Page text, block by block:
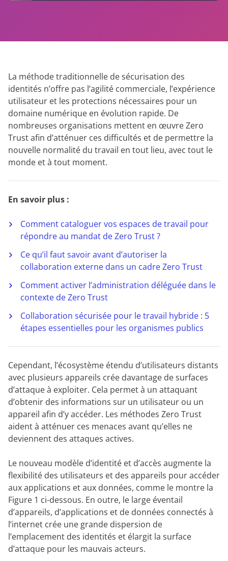
La méthode traditionnelle de sécurisation des
identités n’offre pas l’agilité commerciale, l’expérience
utilisateur et les protections nécessaires pour un
domaine numérique en évolution rapide. De
nombreuses organisations mettent en œuvre Zero
Trust afin d’atténuer ces difficultés et de permettre la
nouvelle normalité du travail en tout lieu, avec tout le
monde et à tout moment.
En savoir plus :
Comment cataloguer vos espaces de travail pour
répondre au mandat de Zero Trust ?
Ce qu’il faut savoir avant d’autoriser la
collaboration externe dans un cadre Zero Trust
Comment activer l’administration déléguée dans le
contexte de Zero Trust
Collaboration sécurisée pour le travail hybride : 5
étapes essentielles pour les organismes publics
Cependant, l’écosystème étendu d’utilisateurs distants
avec plusieurs appareils crée davantage de surfaces
d’attaque à exploiter. Cela permet à un attaquant
d’obtenir des informations sur un utilisateur ou un
appareil afin d’y accéder. Les méthodes Zero Trust
aident à atténuer ces menaces avant qu’elles ne
deviennent des attaques actives.
Le nouveau modèle d’identité et d’accès augmente la
flexibilité des utilisateurs et des appareils pour accéder
aux applications et aux données, comme le montre la
Figure 1 ci-dessous. En outre, le large éventail
d’appareils, d’applications et de données connectés à
l’internet crée une grande dispersion de
l’emplacement des identités et élargit la surface
d’attaque pour les mauvais acteurs.